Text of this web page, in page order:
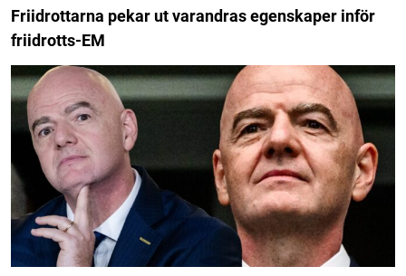
Friidrottarna pekar ut varandras egenskaper inför
friidrotts-EM